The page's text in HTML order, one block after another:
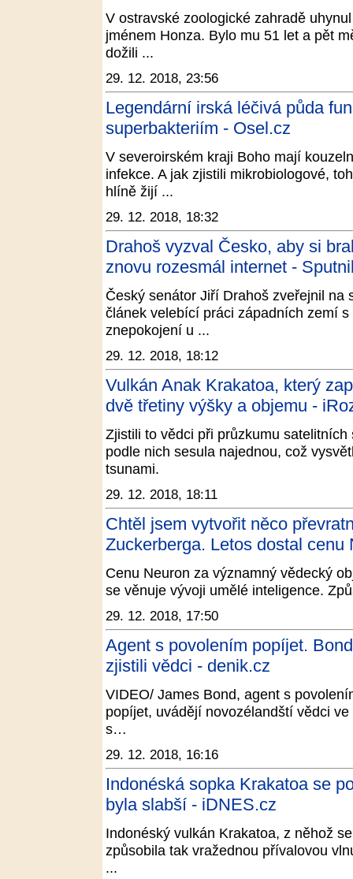
V ostravské zoologické zahradě
jménem Honza. Bylo mu 51 let a pět
dožili ...
29. 12. 2018, 23:56
Legendární irská léčivá půda
superbakteriím - Osel.cz
V severoirském kraji Boho mají
infekce. A jak zjistili mikrobiologové,
hlíně žijí ...
29. 12. 2018, 18:32
Drahoš vyzval Česko, aby si
znovu rozesmál internet -
Český senátor Jiří Drahoš zveřejnil na
článek velebící práci západních zemí
znepokojení u ...
29. 12. 2018, 18:12
Vulkán Anak Krakatoa, který
dvě třetiny výšky a objemu -
Zjistili to vědci při průzkumu
podle nich sesula najednou, což
tsunami.
29. 12. 2018, 18:11
Chtěl jsem vytvořit něco
Zuckerberga. Letos dostal cenu
Cenu Neuron za významný vědecký
se věnuje vývoji umělé inteligence.
29. 12. 2018, 17:50
Agent s povolením popíjet.
zjistili vědci - denik.cz
VIDEO/ James Bond, agent s
popíjet, uvádějí novozélandští vědci
s…
29. 12. 2018, 16:16
Indonéská sopka Krakatoa se
byla slabší - iDNES.cz
Indonéský vulkán Krakatoa, z něhož
způsobila tak vražednou přívalovou
...